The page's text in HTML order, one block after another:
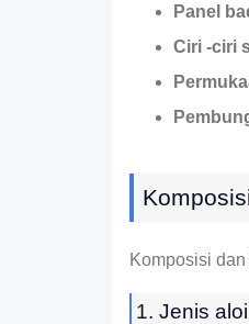
Panel
Ciri -ciri
Komposisi
1. Jenis aloi